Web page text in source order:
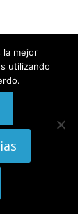
email.
la mejor
utilizando